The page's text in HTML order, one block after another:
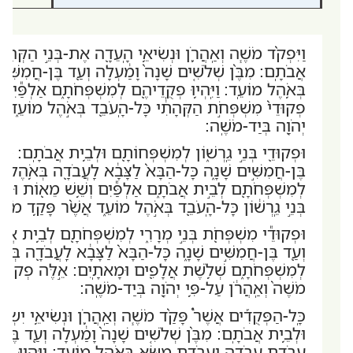
וַיִּפְקֹ֨ד מֹשֶׁ֧ה וְאַֽהֲרֹ֛ן וּנְשִׂיאֵ֥י הָֽעֵדָ֖ה אֶת-בְּנֵ֣י
אֲבֹתָֽם: מִבֶּ֨ן שְׁלֹשִׁ֤ים שָׁנָה֙ וָמַ֔עְלָה וְעַ֖ד בֶּן-
בְּאֹ֥הֶל מוֹעֵֽד: וַיִּֽהְי֥וּ פְקֻֽדֵיהֶ֖ם לְמִשְׁפְּחֹתָ֑ם
פְקוּדֵי֙ מִשְׁפְּחֹ֣ת הַקְּהָתִ֔י כָּל-הָֽעֹבֵ֖ד בְּאֹ֣הֶל מוֹעֵ֑ד
יְהֹוָ֖ה בְּיַד-מֹשֶֽׁה:
וּפְקוּדֵ֖י בְּנֵ֣י גֵֽרְשׁ֑וֹן לְמִשְׁפְּחוֹתָ֖ם וּלְבֵ֥ית אֲבֹתָֽם:
בֶּן-חֲמִשִּׁ֣ים שָׁנָ֑ה כָּל-הַבָּא֙ לַצָּבָ֔א לַֽעֲבֹדָ֖ה בְּאֹ֥הֶל
לְמִשְׁפְּחֹתָ֖ם לְבֵ֣ית אֲבֹתָ֑ם אַלְפַּ֕יִם וְשֵׁ֥שׁ מֵא֖וֹת
בְּנֵ֣י גֵֽרְשׁ֔וֹן כָּל-הָֽעֹבֵ֖ד בְּאֹ֣הֶל מוֹעֵ֑ד אֲשֶׁ֨ר פָּקַ֥ד
וּפְקוּדֵ֕י מִשְׁפְּחֹ֖ת בְּנֵ֣י מְרָרִ֑י לְמִשְׁפְּחֹתָ֖ם לְבֵ֥ית
וְעַ֖ד בֶּן-חֲמִשִּׁ֣ים שָׁנָ֑ה כָּל-הַבָּא֙ לַצָּבָ֔א לַֽעֲבֹדָ֖ה
לְמִשְׁפְּחֹתָ֑ם שְׁלֹ֥שֶׁת אֲלָפִ֖ים וּמָאתָֽיִם: אֵ֣לֶּה
מֹשֶׁה֙ וְאַֽהֲרֹ֔ן עַל-פִּ֥י יְהֹוָ֖ה בְּיַד-מֹשֶֽׁה:
כָּֽל-הַפְּקֻדִ֡ים אֲשֶׁר֩ פָּקַ֨ד מֹשֶׁ֧ה וְאַֽהֲרֹ֛ן וּנְשִׂיאֵ֥י
וּלְבֵ֥ית אֲבֹתָֽם: מִבֶּ֨ן שְׁלֹשִׁ֤ים שָׁנָה֙ וָמַ֔עְלָה וְעַ֖ד